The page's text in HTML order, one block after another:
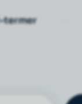
termer